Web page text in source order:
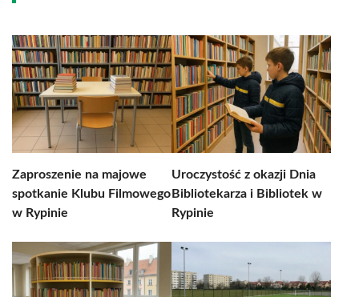
Zaproszenie na majowe
spotkanie Klubu Filmowego
w Rypinie
Uroczystość z okazji Dnia
Bibliotekarza i Bibliotek w
Rypinie